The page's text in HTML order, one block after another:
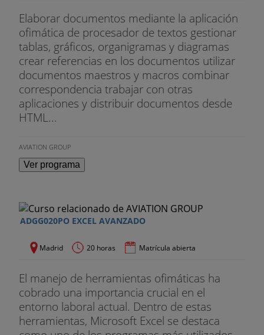
Elaborar documentos mediante la aplicación
ofimática de procesador de textos gestionar
tablas, gráficos, organigramas y diagramas
crear referencias en los documentos utilizar
documentos maestros y macros combinar
correspondencia trabajar con otras
aplicaciones y distribuir documentos desde
HTML...
AVIATION GROUP
Ver programa
ADGG020PO EXCEL AVANZADO
Madrid 20 horas Matrícula abierta
El manejo de herramientas ofimáticas ha
cobrado una importancia crucial en el
entorno laboral actual. Dentro de estas
herramientas, Microsoft Excel se destaca